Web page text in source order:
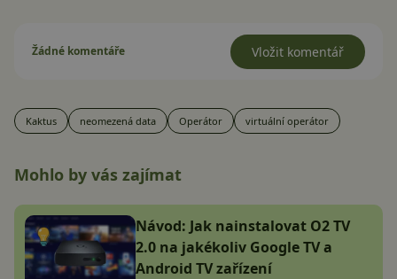
Žádné komentáře Vložit komentář
Kaktus neomezená data Operátor virtuální operátor
Mohlo by vás zajímat
Návod: Jak nainstalovat O2 TV
2.0 na jakékoliv Google TV a
Android TV zařízení